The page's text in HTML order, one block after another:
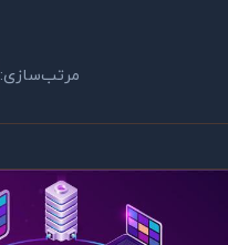
مرتب‌سازی: